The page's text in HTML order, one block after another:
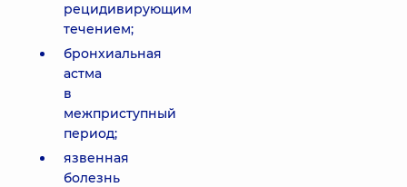
рецидивирующим
течением;
бронхиальная
астма
в
межприступный
период;
язвенная
болезнь